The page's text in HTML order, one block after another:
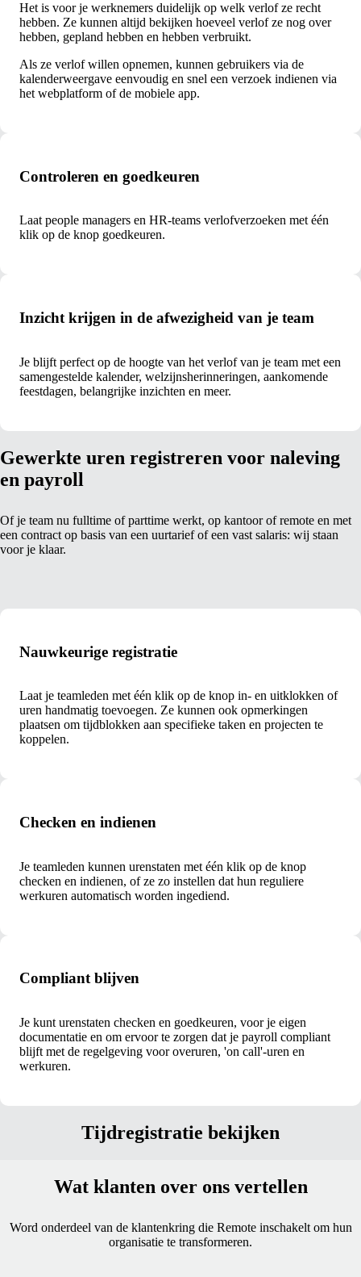
Het is voor je werknemers duidelijk op welk verlof ze recht
hebben. Ze kunnen altijd bekijken hoeveel verlof ze nog over
hebben, gepland hebben en hebben verbruikt.
Als ze verlof willen opnemen, kunnen gebruikers via de
kalenderweergave eenvoudig en snel een verzoek indienen via
het webplatform of de mobiele app.
Controleren en goedkeuren
Laat people managers en HR-teams verlofverzoeken met één
klik op de knop goedkeuren.
Inzicht krijgen in de afwezigheid van je team
Je blijft perfect op de hoogte van het verlof van je team met een
samengestelde kalender, welzijnsherinneringen, aankomende
feestdagen, belangrijke inzichten en meer.
Gewerkte uren registreren voor naleving
en payroll
Of je team nu fulltime of parttime werkt, op kantoor of remote en met
een contract op basis van een uurtarief of een vast salaris: wij staan
voor je klaar.
Nauwkeurige registratie
Laat je teamleden met één klik op de knop in- en uitklokken of
uren handmatig toevoegen. Ze kunnen ook opmerkingen
plaatsen om tijdblokken aan specifieke taken en projecten te
koppelen.
Checken en indienen
Je teamleden kunnen urenstaten met één klik op de knop
checken en indienen, of ze zo instellen dat hun reguliere
werkuren automatisch worden ingediend.
Compliant blijven
Je kunt urenstaten checken en goedkeuren, voor je eigen
documentatie en om ervoor te zorgen dat je payroll compliant
blijft met de regelgeving voor overuren, 'on call'-uren en
werkuren.
Tijdregistratie bekijken
Wat klanten over ons vertellen
Word onderdeel van de klantenkring die Remote inschakelt om hun
organisatie te transformeren.